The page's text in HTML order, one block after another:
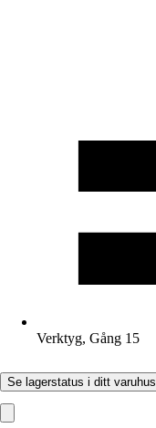
Verktyg, Gång 15
Se lagerstatus i ditt varuhus